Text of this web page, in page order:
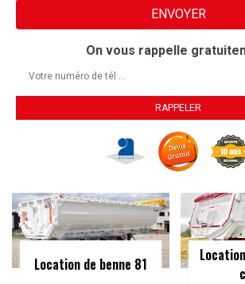
On vous rappelle
Location de benne 81